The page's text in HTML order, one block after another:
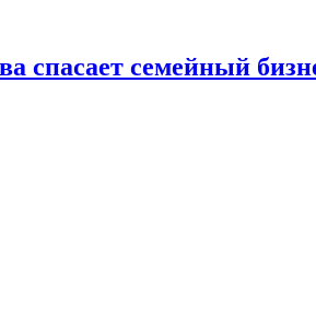
спасает семейный